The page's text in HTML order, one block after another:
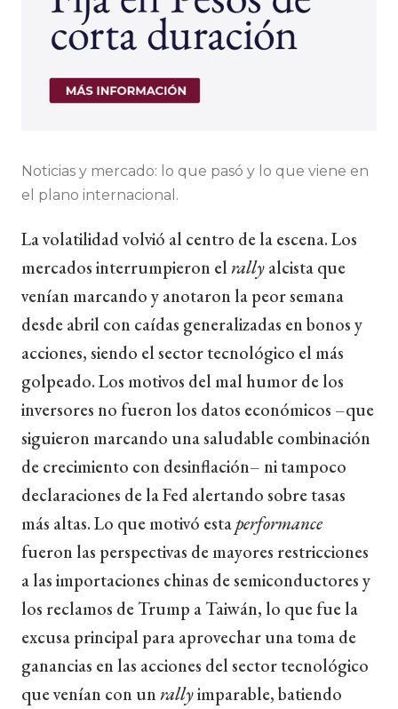
Noticias y mercado: lo que pasó y lo que viene en
el plano internacional.
La volatilidad volvió al centro de la escena. Los
mercados interrumpieron elrallyalcista que
venían marcando y anotaron la peor semana
desde abril con caídas generalizadas en bonos y
acciones, siendo el sector tecnológico el más
golpeado. Los motivos del mal humor de los
inversores no fueron los datos económicos –que
siguieron marcando una saludable combinación
de crecimiento con desinflación– ni tampoco
declaraciones de la Fed alertando sobre tasas
más altas. Lo que motivó estaperformance
fueron las perspectivas de mayores restricciones
a las importaciones chinas de semiconductores y
los reclamos de Trump a Taiwán, lo que fue la
excusa principal para aprovechar una toma de
ganancias en las acciones del sector tecnológico
que venían con unrallyimparable, batiendo